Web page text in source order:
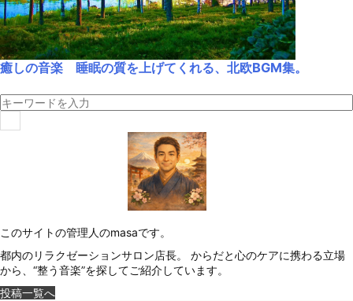
癒しの音楽 睡眠の質を上げてくれる、北欧BGM集。
このサイトの管理人のmasaです。
都内のリラクゼーションサロン店長。 からだと心のケアに携わる立場
から、“整う音楽”を探してご紹介しています。
投稿一覧へ